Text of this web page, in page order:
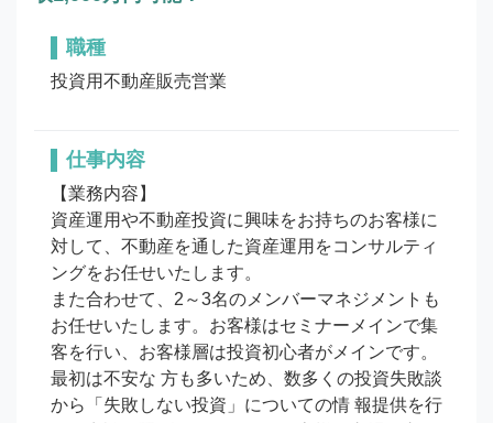
職種
投資用不動産販売営業
仕事内容
【業務内容】
資産運用や不動産投資に興味をお持ちのお客様に
対して、不動産を通した資産運用をコンサルティ
ングをお任せいたします。
また合わせて、2～3名のメンバーマネジメントも
お任せいたします。お客様はセミナーメインで集
客を行い、お客様層は投資初心者がメインです。
最初は不安な 方も多いため、数多くの投資失敗談
から「失敗しない投資」についての情 報提供を行